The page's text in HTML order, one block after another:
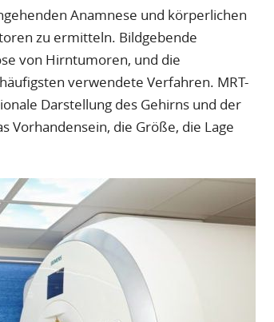
Anamnese und körperlichen
zu ermitteln. Bildgebende
von Hirntumoren, und die
verwendete Verfahren. MRT-
Darstellung des Gehirns und der
Vorhandensein, die Größe, die Lage